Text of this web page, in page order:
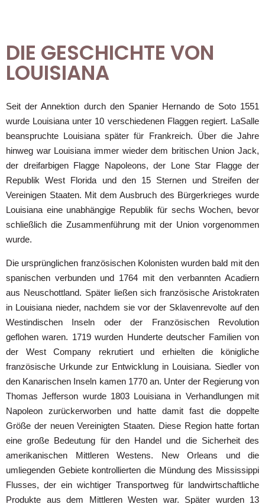
DIE GESCHICHTE VON
LOUISIANA
Seit der Annektion durch den Spanier Hernando de Soto 1551
wurde Louisiana unter 10 verschiedenen Flaggen regiert. LaSalle
beanspruchte Louisiana später für Frankreich. Über die Jahre
hinweg war Louisiana immer wieder dem britischen Union Jack,
der dreifarbigen Flagge Napoleons, der Lone Star Flagge der
Republik West Florida und den 15 Sternen und Streifen der
Vereinigen Staaten. Mit dem Ausbruch des Bürgerkrieges wurde
Louisiana eine unabhängige Republik für sechs Wochen, bevor
schließlich die Zusammenführung mit der Union vorgenommen
wurde.
Die ursprünglichen französischen Kolonisten wurden bald mit den
spanischen verbunden und 1764 mit den verbannten Acadiern
aus Neuschottland. Später ließen sich französische Aristokraten
in Louisiana nieder, nachdem sie vor der Sklavenrevolte auf den
Westindischen Inseln oder der Französischen Revolution
geflohen waren. 1719 wurden Hunderte deutscher Familien von
der West Company rekrutiert und erhielten die königliche
französische Urkunde zur Entwicklung in Louisiana. Siedler von
den Kanarischen Inseln kamen 1770 an. Unter der Regierung von
Thomas Jefferson wurde 1803 Louisiana in Verhandlungen mit
Napoleon zurückerworben und hatte damit fast die doppelte
Größe der neuen Vereinigten Staaten. Diese Region hatte fortan
eine große Bedeutung für den Handel und die Sicherheit des
amerikanischen Mittleren Westens. New Orleans und die
umliegenden Gebiete kontrollierten die Mündung des Mississippi
Flusses, der ein wichtiger Transportweg für landwirtschaftliche
Produkte aus dem Mittleren Westen war. Später wurden 13